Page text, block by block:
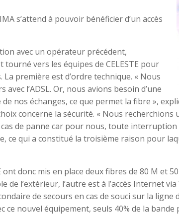
s’attend à pouvoir bénéficier d’un accès
avec un opérateur précédent,
tourné vers les équipes de CELESTE pour
première est d’ordre technique. « Nous
l’ADSL. Or, nous avions besoin d’une
nos échanges, ce que permet la fibre »,
concerne la sécurité. « Nous
de panne car pour nous, toute
ce qui a constitué la troisième raison pour
ont donc mis en place deux fibres de 80 M et
de l’extérieur, l’autre est à l’accès Internet
de secours en cas de souci sur la
ce nouvel équipement, seuls 40% de la